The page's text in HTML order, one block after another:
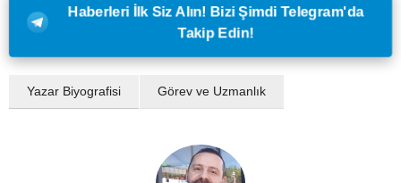
Haberleri İlk Siz Alın! Bizi Şimdi Telegram'da
Takip Edin!
Yazar Biyografisi Görev ve Uzmanlık